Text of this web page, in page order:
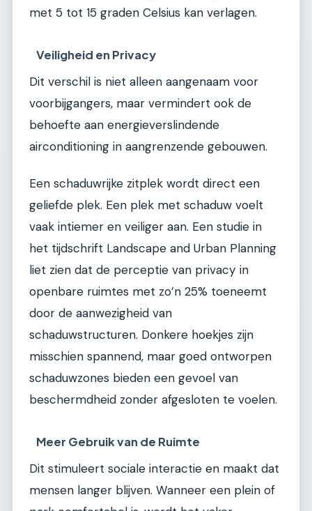
met 5 tot 15 graden Celsius kan verlagen.
Veiligheid en Privacy
Dit verschil is niet alleen aangenaam voor
voorbijgangers, maar vermindert ook de
behoefte aan energieverslindende
airconditioning in aangrenzende gebouwen.
Een schaduwrijke zitplek wordt direct een
geliefde plek. Een plek met schaduw voelt
vaak intiemer en veiliger aan. Een studie in
het tijdschrift Landscape and Urban Planning
liet zien dat de perceptie van privacy in
openbare ruimtes met zo’n 25% toeneemt
door de aanwezigheid van
schaduwstructuren. Donkere hoekjes zijn
misschien spannend, maar goed ontworpen
schaduwzones bieden een gevoel van
beschermdheid zonder afgesloten te voelen.
Meer Gebruik van de Ruimte
Dit stimuleert sociale interactie en maakt dat
mensen langer blijven. Wanneer een plein of